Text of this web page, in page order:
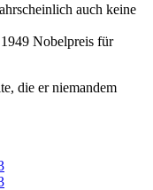
auch keine
Nobelpreis für
die er niemandem